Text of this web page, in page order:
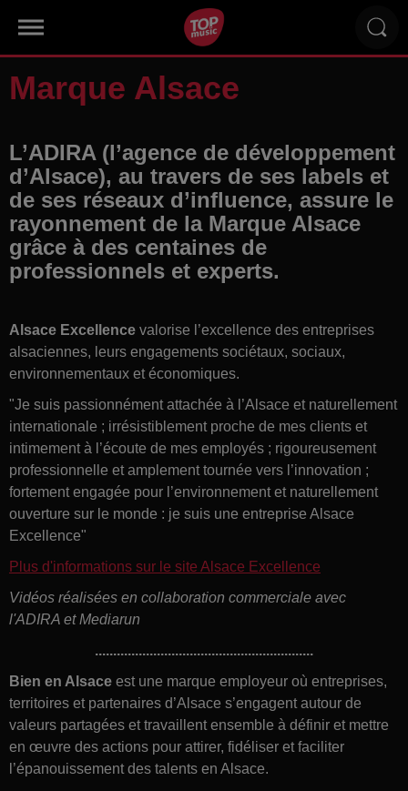
Marque Alsace
L’ADIRA (l’agence de développement
d’Alsace), au travers de ses labels et
de ses réseaux d’influence, assure le
rayonnement de la Marque Alsace
grâce à des centaines de
professionnels et experts.
Alsace Excellence valorise l’excellence des entreprises
alsaciennes, leurs engagements sociétaux, sociaux,
environnementaux et économiques.
"Je suis passionnément attachée à l’Alsace et naturellement
internationale ; irrésistiblement proche de mes clients et
intimement à l’écoute de mes employés ; rigoureusement
professionnelle et amplement tournée vers l’innovation ;
fortement engagée pour l’environnement et naturellement
ouverture sur le monde : je suis une entreprise Alsace
Excellence"
Plus d'informations sur le site Alsace Excellence
Vidéos réalisées en collaboration commerciale avec
l'ADIRA et Mediarun
............................................................
Bien en Alsace est une marque employeur où entreprises,
territoires et partenaires d’Alsace s’engagent autour de
valeurs partagées et travaillent ensemble à définir et mettre
en œuvre des actions pour attirer, fidéliser et faciliter
l’épanouissement des talents en Alsace.